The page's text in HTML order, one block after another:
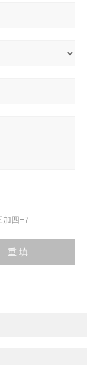
加四=7